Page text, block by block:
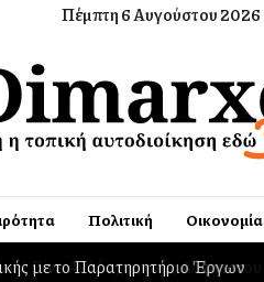
Πέμπτη 6 Αυγούστου 2026
Πολιτική Οικονομία
με το Παρατηρητήριο Έργων